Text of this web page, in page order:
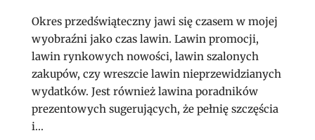
Okres przedświąteczny jawi się czasem w mojej
wyobraźni jako czas lawin. Lawin promocji,
lawin rynkowych nowości, lawin szalonych
zakupów, czy wreszcie lawin nieprzewidzianych
wydatków. Jest również lawina poradników
prezentowych sugerujących, że pełnię szczęścia
i...